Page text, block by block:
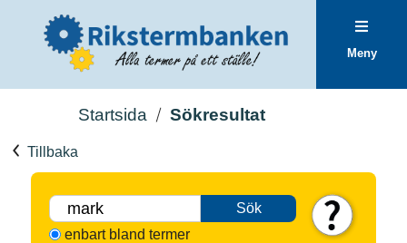
Meny
Startsida Sökresultat
Tillbaka
Sök
enbart bland termer